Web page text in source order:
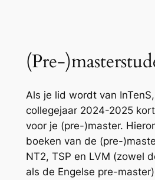
(Pre-
Als je lid wordt van
collegejaar 2024-2025
voor je (pre-)master.
boeken van de (pre-
NT2, TSP en LVM (zowel
als de Engelse pre-